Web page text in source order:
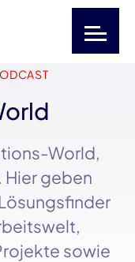
World,
Hier geben
sowie